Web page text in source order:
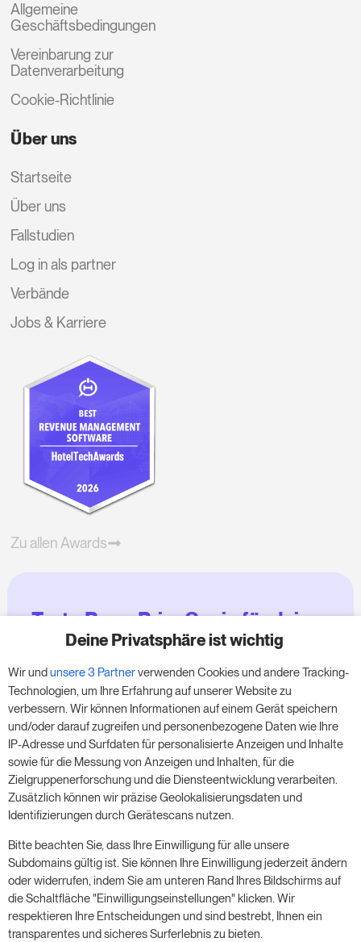
Allgemeine
Geschäftsbedingungen
Vereinbarung zur
Datenverarbeitung
Cookie-Richtlinie
Über uns
Startseite
Über uns
Fallstudien
Log in als partner
Verbände
Jobs & Karriere
Zu allen Awards
Teste RoomPriceGenie für deine
Zimmer
Nutze unsere 14-tägige Testversion und steigere
deinen Umsatz jetzt – ganz ohne Verpflichtung.
Buche einen Termin, um deine kostenlose 14-
tägige Testphase zu starten.
Ein Meeting buchen
Deine Privatsphäre ist wichtig
Wir undunsere 3 Partnerverwenden Cookies und andere Tracking-
Technologien, um Ihre Erfahrung auf unserer Website zu
verbessern. Wir können Informationen auf einem Gerät speichern
und/oder darauf zugreifen und personenbezogene Daten wie Ihre
IP-Adresse und Surfdaten für personalisierte Anzeigen und Inhalte
sowie für die Messung von Anzeigen und Inhalten, für die
Zielgruppenerforschung und die Diensteentwicklung verarbeiten.
Zusätzlich können wir präzise Geolokalisierungsdaten und
Identifizierungen durch Gerätescans nutzen.
Bitte beachten Sie, dass Ihre Einwilligung für alle unsere
Subdomains gültig ist. Sie können Ihre Einwilligung jederzeit ändern
oder widerrufen, indem Sie am unteren Rand Ihres Bildschirms auf
die Schaltfläche "Einwilligungseinstellungen" klicken. Wir
respektieren Ihre Entscheidungen und sind bestrebt, Ihnen ein
transparentes und sicheres Surferlebnis zu bieten.